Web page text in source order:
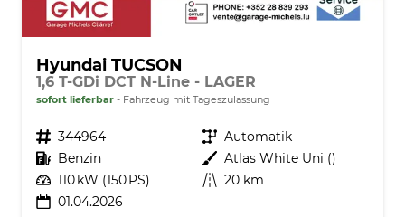
Hyundai TUCSON
1,6 T-GDi DCT N-Line - LAGER
sofort lieferbar Fahrzeug mit Tageszulassung
Fahrzeugnr. 344964 Getriebe Automatik
Kraftstoff Benzin Außenfarbe Atlas White Uni ()
Leistung 110 kW (150 PS) Kilometerstand 20 km
01.04.2026